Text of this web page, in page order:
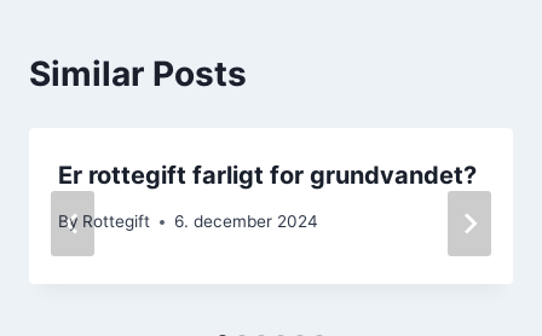
Similar Posts
Er rottegift farligt for grundvandet?
By Rottegift 6. december 2024